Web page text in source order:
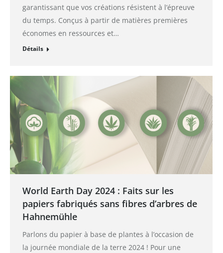
garantissant que vos créations résistent à l’épreuve
du temps. Conçus à partir de matières premières
économes en ressources et…
Détails
World Earth Day 2024 : Faits sur les
papiers fabriqués sans fibres d’arbres de
Hahnemühle
Parlons du papier à base de plantes à l’occasion de
la journée mondiale de la terre 2024 ! Pour une